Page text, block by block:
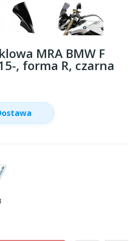
MRA BMW F
, forma R, czarna